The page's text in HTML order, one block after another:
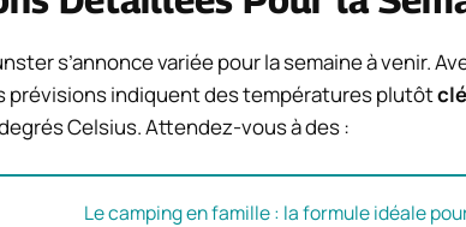
s’annonce variée pour la semaine à venir.
prévisions indiquent des températures plutôt
Celsius. Attendez-vous à des :
Le camping en famille : la formule idéale